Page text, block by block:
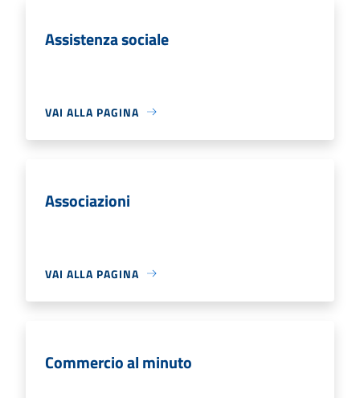
Assistenza sociale
VAI ALLA PAGINA
Associazioni
VAI ALLA PAGINA
Commercio al minuto